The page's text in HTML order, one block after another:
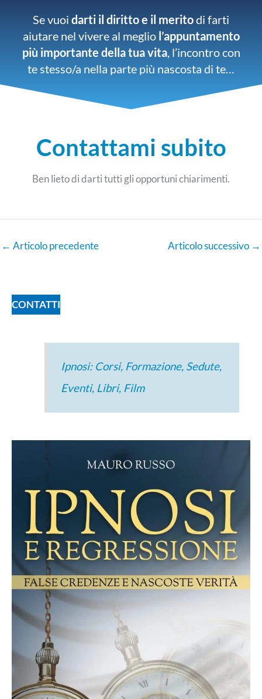
Se vuoi darti il diritto e il meritodi farti
aiutare nel vivere al meglio l’appuntamento
più importante della tua vita, l’incontro con
te stesso/a nella parte più nascosta di te…
Contattami subito
Ben lieto di darti tutti gli opportuni chiarimenti.
← Articolo precedente Articolo successivo →
CONTATTI
Ipnosi: Corsi, Formazione, Sedute,
Eventi, Libri, Film